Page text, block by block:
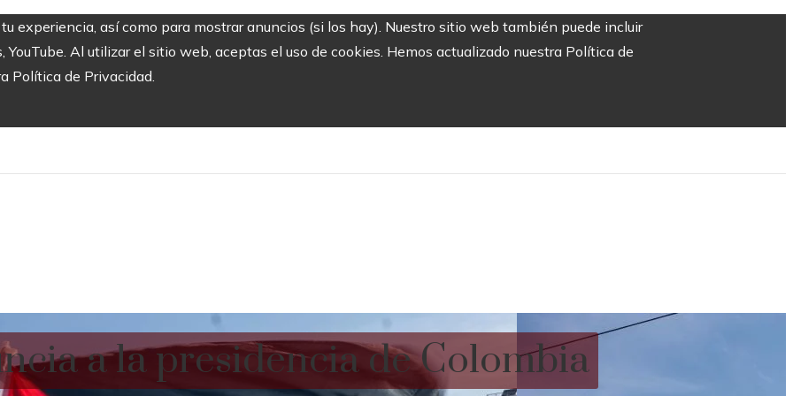
experiencia, así como para mostrar anuncios (si los hay). Nuestro sitio web también puede incluir
Al utilizar el sitio web, aceptas el uso de cookies. Hemos actualizado nuestra Política de
Política de Privacidad.
a la presidencia de Colombia